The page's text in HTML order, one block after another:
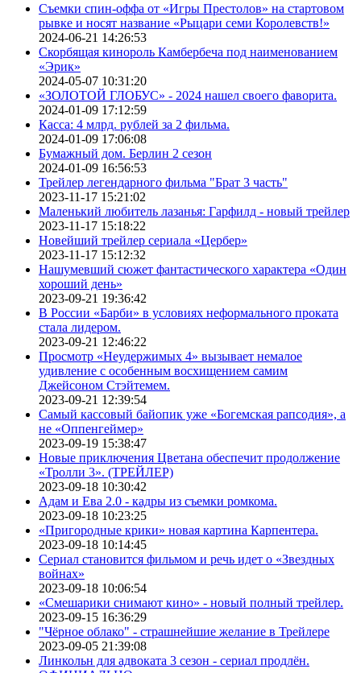
Съемки спин-оффа от «Игры Престолов» на стартовом
рывке и носят название «Рыцари семи Королевств!»
2024-06-21 14:26:53
Скорбящая кинороль Камбербеча под наименованием
«Эрик»
2024-05-07 10:31:20
«ЗОЛОТОЙ ГЛОБУС» - 2024 нашел своего фаворита.
2024-01-09 17:12:59
Касса: 4 млрд. рублей за 2 фильма.
2024-01-09 17:06:08
Бумажный дом. Берлин 2 сезон
2024-01-09 16:56:53
Трейлер легендарного фильма "Брат 3 часть"
2023-11-17 15:21:02
Маленький любитель лазанья: Гарфилд - новый трейлер
2023-11-17 15:18:22
Новейший трейлер сериала «Цербер»
2023-11-17 15:12:32
Нашумевший сюжет фантастического характера «Один
хороший день»
2023-09-21 19:36:42
В России «Барби» в условиях неформального проката
стала лидером.
2023-09-21 12:46:22
Просмотр «Неудержимых 4» вызывает немалое
удивление с особенным восхищением самим
Джейсоном Стэйтемем.
2023-09-21 12:39:54
Самый кассовый байопик уже «Богемская рапсодия», а
не «Оппенгеймер»
2023-09-19 15:38:47
Новые приключения Цветана обеспечит продолжение
«Тролли 3». (ТРЕЙЛЕР)
2023-09-18 10:30:42
Адам и Ева 2.0 - кадры из съемки ромкома.
2023-09-18 10:23:25
«Пригородные крики» новая картина Карпентера.
2023-09-18 10:14:45
Сериал становится фильмом и речь идет о «Звездных
войнах»
2023-09-18 10:06:54
«Смешарики снимают кино» - новый полный трейлер.
2023-09-15 16:36:29
"Чёрное облако" - страшнейшие желание в Трейлере
2023-09-05 21:39:08
Линкольн для адвоката 3 сезон - сериал продлён.